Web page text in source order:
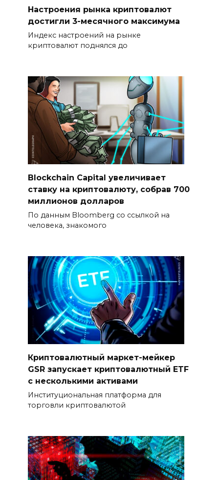
Настроения рынка криптовалют
достигли 3-месячного максимума
Индекс настроений на рынке
криптовалют поднялся до
Blockchain Capital увеличивает
ставку на криптовалюту, собрав 700
миллионов долларов
По данным Bloomberg со ссылкой на
человека, знакомого
Криптовалютный маркет-мейкер
GSR запускает криптовалютный ETF
с несколькими активами
Институциональная платформа для
торговли криптовалютой